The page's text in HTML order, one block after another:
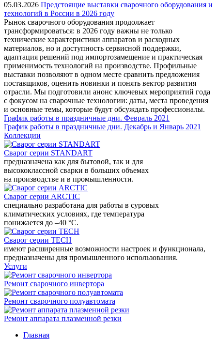
05.03.2026 Предстоящие выставки сварочного оборудования и
технологий в России в 2026 году
Рынок сварочного оборудования продолжает
трансформироваться: в 2026 году важны не только
технические характеристики аппаратов и расходных
материалов, но и доступность сервисной поддержки,
адаптация решений под импортозамещение и практическая
применимость технологий на производстве. Профильные
выставки позволяют в одном месте сравнить предложения
поставщиков, оценить новинки и понять вектор развития
отрасли. Мы подготовили анонс ключевых мероприятий года
с фокусом на сварочные технологии: даты, места проведения
и основные темы, которые будут обсуждать профессионалы.
График работы в праздничные дни. Февраль 2021
График работы в праздничные дни. Декабрь и Январь 2021
Коллекции
Сварог серии STANDART
предназначена как для бытовой, так и для
высококлассной сварки в больших объемах
на производстве и в промышленности.
Сварог серии ARCTIC
специально разработана для работы в суровых
климатических условиях, где температура
понижается до –40 °С.
Сварог серии TECH
имеют расширенные возможности настроек и функционала,
предназначены для промышленного использования.
Услуги
Ремонт сварочного инвертора
Ремонт сварочного полуавтомата
Ремонт аппарата плазменной резки
Главная